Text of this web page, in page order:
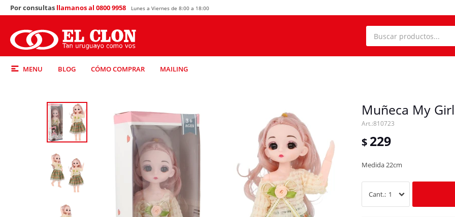
MENU BLOG CÓMO COMPRAR MAILING
Por consultas llamanos al 0800 9958 Lunes a Viernes de 8:00 a 18:00
Muñeca My Girl
810723
$ 229
Medida 22cm
1